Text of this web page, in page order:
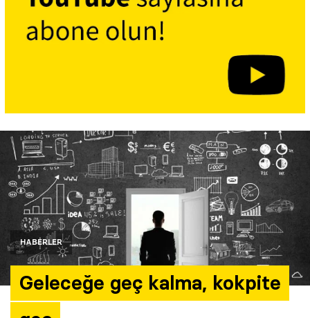
HABERLER
Geleceğe geç kalma, kokpite
Etkinlikler
Araştırma